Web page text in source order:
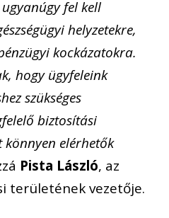
fel kell
helyzetekre,
kockázatokra.
hogy ügyfeleink
szükséges
biztosítási
elérhetők
Pista László, az
területének vezetője.